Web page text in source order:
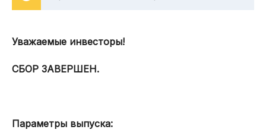
Уважаемые инвесторы!
СБОР ЗАВЕРШЕН.
Параметры выпуска: